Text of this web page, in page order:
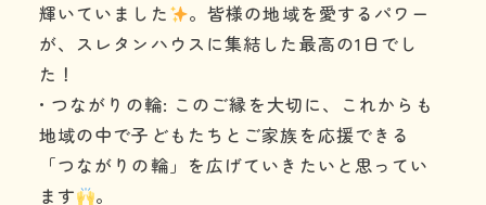
輝いていました
。皆様の地域を愛するパワー
が、スレタンハウスに集結した最高の1日でし
た！
• つながりの輪: このご縁を大切に、これからも
地域の中で子どもたちとご家族を応援できる
「つながりの輪」を広げていきたいと思ってい
ます
。